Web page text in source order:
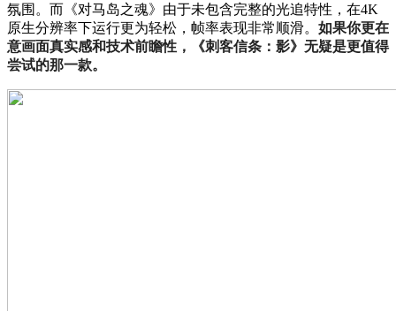
氛围。而《对马岛之魂》由于未包含完整的光追特性，在4K
原生分辨率下运行更为轻松，帧率表现非常顺滑。 如果你更在
意画面真实感和技术前瞻性，《刺客信条：影》无疑是更值得
尝试的那一款。